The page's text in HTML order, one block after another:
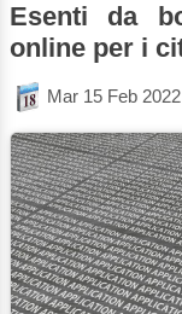
Esenti da
online per i
Mar 15 Feb 2022